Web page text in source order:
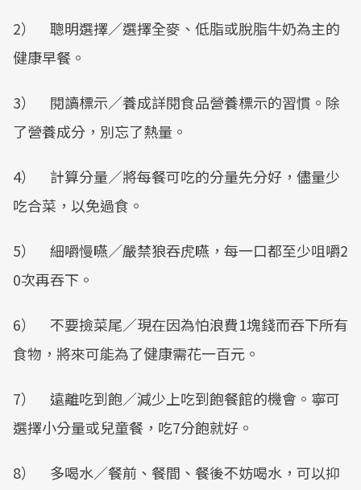
2） 聰明選擇／選擇全麥、低脂或脫脂牛奶為主的
健康早餐。
3） 閱讀標示／養成詳閱食品營養標示的習慣。除
了營養成分，別忘了熱量。
4） 計算分量／將每餐可吃的分量先分好，儘量少
吃合菜，以免過食。
5） 細嚼慢嚥／嚴禁狼吞虎嚥，每一口都至少咀嚼2
0次再吞下。
6） 不要撿菜尾／現在因為怕浪費1塊錢而吞下所有
食物，將來可能為了健康需花一百元。
7） 遠離吃到飽／減少上吃到飽餐館的機會。寧可
選擇小分量或兒童餐，吃7分飽就好。
8） 多喝水／餐前、餐間、餐後不妨喝水，可以抑